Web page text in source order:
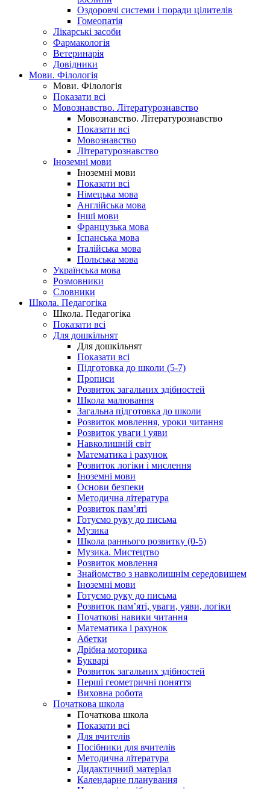
Оздоровчі системи і поради цілителів
Гомеопатія
Лікарські засоби
Фармакологія
Ветеринарія
Довідники
Мови. Філологія
Мови. Філологія
Показати всі
Мовознавство. Літературознавство
Мовознавство. Літературознавство
Показати всі
Мовознавство
Літературознавство
Іноземні мови
Іноземні мови
Показати всі
Німецька мова
Англійська мова
Інші мови
Французька мова
Іспанська мова
Італійська мова
Польська мова
Українська мова
Розмовники
Словники
Школа. Педагогіка
Школа. Педагогіка
Показати всі
Для дошкільнят
Для дошкільнят
Показати всі
Підготовка до школи (5-7)
Прописи
Розвиток загальних здібностей
Школа малювання
Загальна підготовка до школи
Розвиток мовлення, уроки читання
Розвиток уваги і уяви
Навколишній світ
Математика і рахунок
Розвиток логіки і мислення
Іноземні мови
Основи безпеки
Методична література
Розвиток пам’яті
Готуємо руку до письма
Музика
Школа раннього розвитку (0-5)
Музика. Мистецтво
Розвиток мовлення
Знайомство з навколишнім середовищем
Іноземні мови
Готуємо руку до письма
Розвиток пам’яті, уваги, уяви, логіки
Початкові навики читання
Математика і рахунок
Абетки
Дрібна моторика
Букварі
Розвиток загальних здібностей
Перші геометричні поняття
Виховна робота
Початкова школа
Початкова школа
Показати всі
Для вчителів
Посібники для вчителів
Методична література
Дидактичний матеріал
Календарне планування